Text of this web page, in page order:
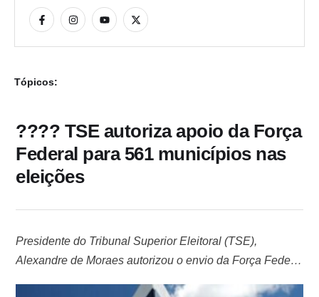
Tópicos:
???? TSE autoriza apoio da Força
Federal para 561 municípios nas
eleições
Presidente do Tribunal Superior Eleitoral (TSE),
Alexandre de Moraes autorizou o envio da Força Federal